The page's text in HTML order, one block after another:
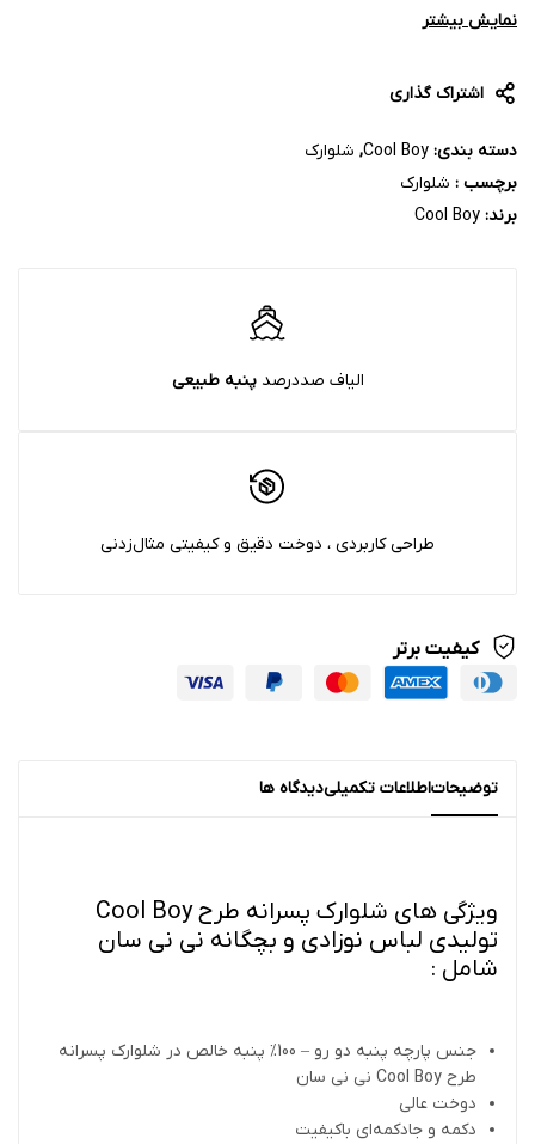
دوخت عالی
نمایش بیشتر
اشتراک گذاری
دسته بندی: Cool Boy
, شلوارک
برچسب : شلوارک
برند: Cool Boy
الیاف صددرصدپنبه‌ طبیعی
طراحی کاربردی ، دوخت دقیق و کیفیتی مثال‌زدنی
کیفیت برتر
توضیحاتاطلاعات تکمیلیدیدگاه ها
ویژگی های شلوارک پسرانه طرح Cool Boy
تولیدی لباس نوزادی و بچگانه نی نی سان
شامل :
جنس پارچه پنبه دو رو – 100% پنبه خالص در شلوارک پسرانه
طرح Cool Boy نی نی سان
دوخت عالی
دکمه و جادکمه‌ای باکیفیت